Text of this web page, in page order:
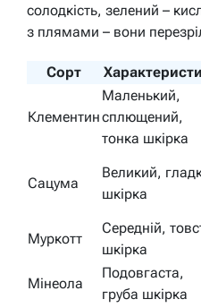
солодкість, зелений –
з плямами – вони
Сорт
Клементин
Маленький,
сплющений,
тонка шкірка
Сацума
Великий,
шкірка
Муркотт
Середній,
шкірка
Мінеола
Подовгаста,
груба шкірка